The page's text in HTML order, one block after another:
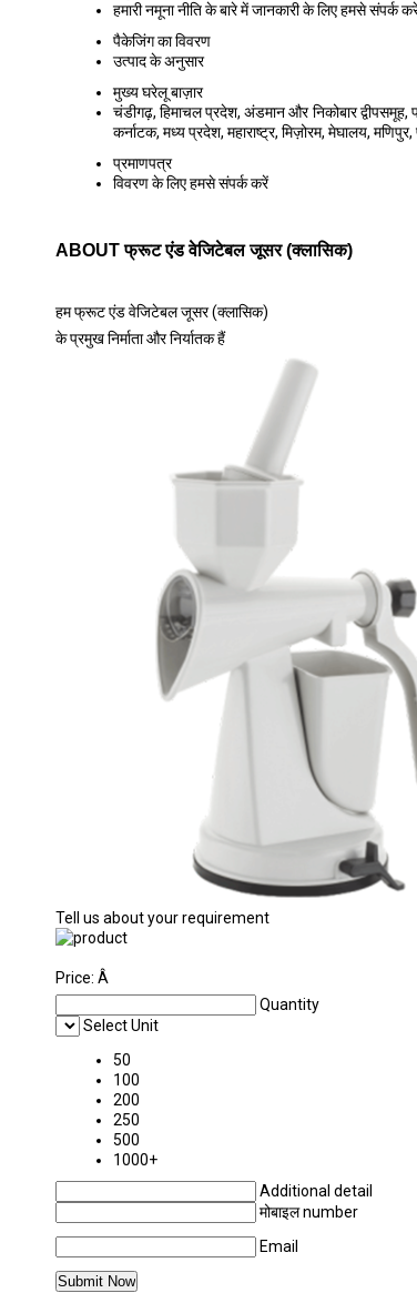
हमारी नमूना नीति के बारे में जानकारी के लिए हमसे संपर्क
पैकेजिंग का विवरण
उत्पाद के अनुसार
मुख्य घरेलू बाज़ार
चंडीगढ़, हिमाचल प्रदेश, अंडमान और निकोबार द्वीपसमूह,
कर्नाटक, मध्य प्रदेश, महाराष्ट्र, मिज़ोरम, मेघालय,
प्रमाणपत्र
विवरण के लिए हमसे संपर्क करें
ABOUT फ्रूट एंड वेजिटेबल जूसर (क्लासिक)
हम फ्रूट एंड वेजिटेबल जूसर (क्लासिक)
के प्रमुख निर्माता और निर्यातक हैं
Tell us about your requirement
Price: Â
Quantity
Select Unit
50
100
200
250
500
1000+
Additional detail
मोबाइल number
Email